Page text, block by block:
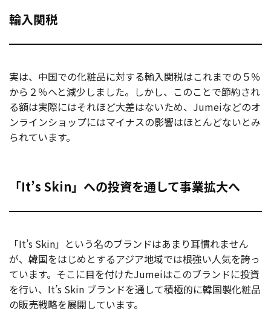
輸入関税
実は、中国での化粧品に対する輸入関税はこれまでの５％
から２％へと減少しました。しかし、このことで節約され
る額は実際にはそれほど大差はないため、Jumeiなどのオ
ンラインショップにはマイナスの影響はほとんどないとみ
られています。
「It’s Skin」への投資を通して事業拡大へ
「It’s Skin」という名のブランドはあまり耳慣れません
が、韓国をはじめとするアジア地域では根強い人気を誇っ
ています。そこに目を付けたJumeiはこのブランドに投資
を行い、It’s Skin ブランドを通して積極的に韓国製化粧品
の販売戦略を展開しています。